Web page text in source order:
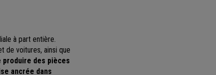
à part entière.
de voitures, ainsi que
produire des pièces
ancrée dans